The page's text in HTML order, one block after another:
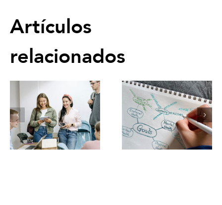
Artículos
relacionados
La mejor forma de
hacer un mapa mental
según el Colegio Mayor
Mendel
¿Cómo sacar el
máximo partido a
PowerPoint en la
universidad?